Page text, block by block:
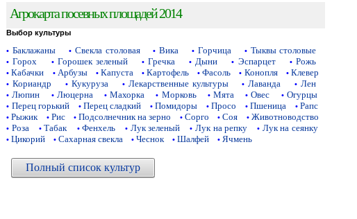
Агрокарта посевных площадей 2014
Выбор культуры
• Баклажаны • Свекла столовая • Вика • Горчица • Тыквы столовые
• Горох • Горошек зеленый • Гречка • Дыни • Эспарцет • Рожь
• Кабачки • Арбузы • Капуста • Картофель • Фасоль • Конопля • Клевер
• Кориандр • Кукуруза • Лекарственные культуры • Лаванда • Лен
• Люпин • Люцерна • Махорка • Морковь • Мята • Овес • Огурцы
• Перец горький • Перец сладкий • Помидоры • Просо • Пшеница • Рапс
• Рыжик • Рис • Подсолнечник на зерно • Сорго • Соя • Животноводство
• Роза • Табак • Фенхель • Лук зеленый • Лук на репку • Лук на сеянку
• Цикорий • Сахарная свекла • Чеснок • Шалфей • Ячмень
Полный список культур